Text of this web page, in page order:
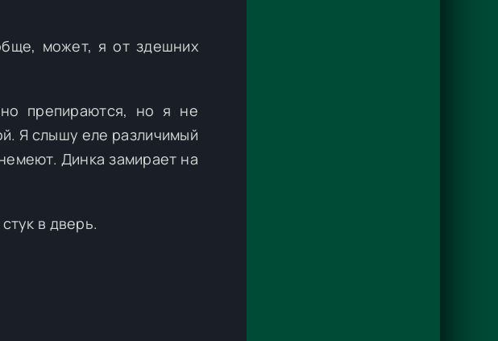
может, я от здешних
препираются, но я не
Я слышу еле различимый
Динка замирает на
в дверь.